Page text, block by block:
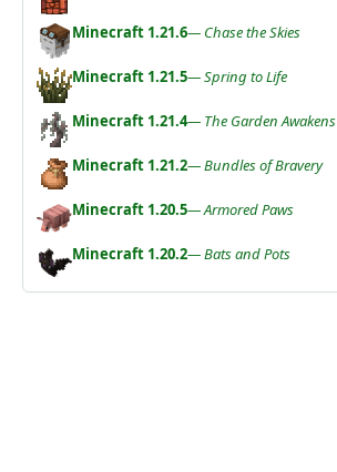
Minecraft 1.21.6— Chase the Skies
Minecraft 1.21.5— Spring to Life
Minecraft 1.21.4— The Garden Awakens
Minecraft 1.21.2— Bundles of Bravery
Minecraft 1.20.5— Armored Paws
Minecraft 1.20.2— Bats and Pots